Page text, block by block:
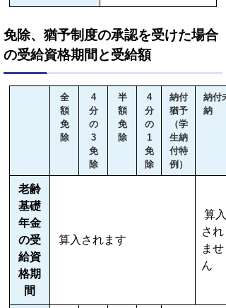
免除、猶予制度の承認を受けた場合
の受給資格期間と受給額
全
額
免
除
4
分
の
3
免
除
半
額
免
除
4
分
の
1
免
除
納付
猶予
（学
生納
付特
例）
納付未
納
老齢
基礎
年金
の受
給資
格期
間
算入されます
算入
され
ませ
ん